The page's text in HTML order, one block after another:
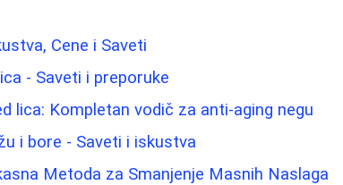
Cene i Saveti
- Saveti i preporuke
lica: Kompletan vodič za anti-aging negu
i bore - Saveti i iskustva
Metoda za Smanjenje Masnih Naslaga